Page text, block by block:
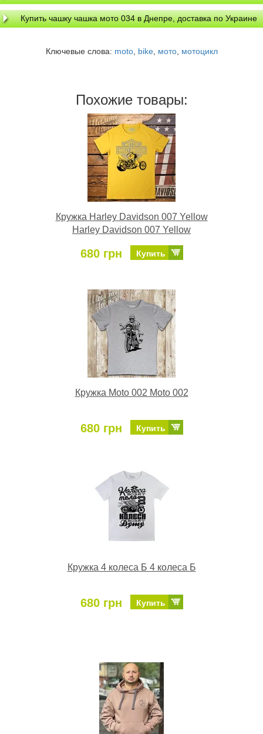
Купить чашку чашка мото 034 в Днепре, доставка по Украине
Ключевые слова: moto, bike, мото, мотоцикл
Похожие товары:
Кружка Harley Davidson 007 Yellow
Harley Davidson 007 Yellow
680 грн Купить
Кружка Moto 002 Moto 002
680 грн Купить
Кружка 4 колеса Б 4 колеса Б
680 грн Купить